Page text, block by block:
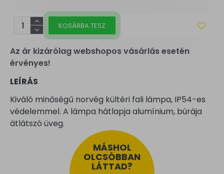
Az ár kizárólag webshopos vásárlás esetén
érvényes!
KOSÁRBA TESZ
LEÍRÁS
Kiváló minőségű norvég kültéri fali lámpa, IP54-es
védelemmel. A lámpa hátlapja alumínium, búrája
átlátszó üveg.
MÁSHOL
OLCSÓBBAN
LÁTTAD?